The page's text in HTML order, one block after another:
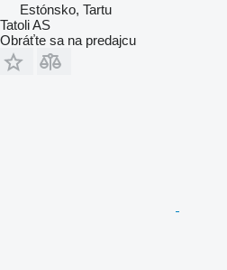
Estónsko, Tartu
Tatoli AS
Obráťte sa na predajcu